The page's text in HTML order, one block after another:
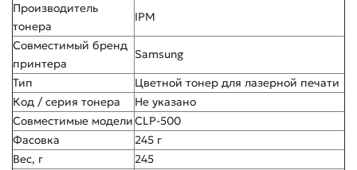
Производитель
тонера
IPM
Совместимый бренд
принтера
Samsung
Тип
Цветной тонер для лазерной печати
Код / серия тонера
Не указано
Совместимые моделиCLP-500
Фасовка
245 г
Вес, г
245